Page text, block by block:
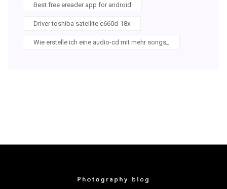
Best free ereader app for android
Driver toshiba satellite c660d-18x
Wie erstelle ich eine audio-cd mit mehr songs_